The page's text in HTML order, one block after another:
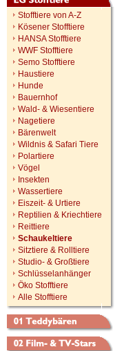
Stofftiere von A-Z
Kösener Stofftiere
HANSA Stofftiere
WWF Stofftiere
Semo Stofftiere
Haustiere
Hunde
Bauernhof
Wald- & Wiesentiere
Nagetiere
Bärenwelt
Wildnis & Safari Tiere
Polartiere
Vögel
Insekten
Wassertiere
Eiszeit- & Urtiere
Reptilien & Kriechtiere
Reittiere
Schaukeltiere
Sitztiere & Rolltiere
Studio- & Großtiere
Schlüsselanhänger
Öko Stofftiere
Alle Stofftiere